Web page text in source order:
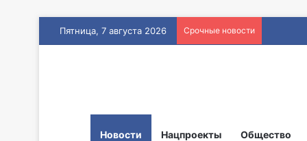
Пятница, 7 августа 2026 Срочные новости
Новости Нацпроекты Общество